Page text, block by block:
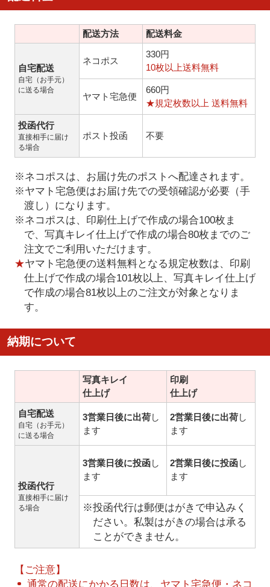
配送方法 配送料金
自宅配送
自宅（お手元）
に送る場合
ネコポス
330円
10枚以上送料無料
ヤマト宅急便
660円
★規定枚数以上 送料無料
投函代行
直接相手に届け
る場合
ポスト投函 不要
※ネコポスは、お届け先のポストへ配達されます。
※ヤマト宅急便はお届け先での受領確認が必要（手
渡し）になります。
※ネコポスは、印刷仕上げで作成の場合100枚ま
で、写真キレイ仕上げで作成の場合80枚までのご
注文でご利用いただけます。
★ヤマト宅急便の送料無料となる規定枚数は、印刷
仕上げで作成の場合101枚以上、写真キレイ仕上げ
で作成の場合81枚以上のご注文が対象となりま
す。
納期について
写真キレイ
仕上げ
印刷
仕上げ
自宅配送
自宅（お手元）
に送る場合
3営業日後に出荷し
ます
2営業日後に出荷し
ます
投函代行
直接相手に届け
る場合
3営業日後に投函し
ます
2営業日後に投函し
ます
※投函代行は郵便はがきで申込みく
ださい。私製はがきの場合は承る
ことができません。
【ご注意】
通常の配送にかかる日数は、ヤマト宅急便・ネコ